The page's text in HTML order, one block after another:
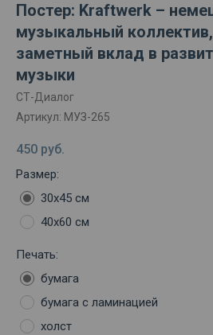
Постер: Kraftwerk –
музыкальный
заметный вклад в
музыки
СТ-Диалог
Артикул: МУЗ-265
450 руб.
Размер:
30х45 см
40х60 см
Печать:
бумага
бумага с ламинацией
холст